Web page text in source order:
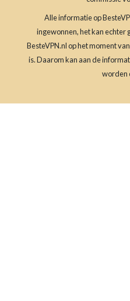
Alle informatie op
ingewonnen, het kan echter
BesteVPN.nl op het moment
is. Daarom kan aan de
worden